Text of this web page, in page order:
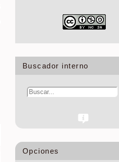
Buscador interno
Opciones